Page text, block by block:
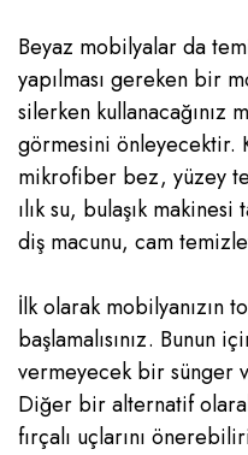
Beyaz mobilyalar da
yapılması gereken bir
silerken kullanacağınız
görmesini önleyecektir.
mikrofiber bez, yüzey
ılık su, bulaşık
diş macunu, cam
İlk olarak mobilyanızın
başlamalısınız. Bunun
vermeyecek bir sünger
Diğer bir alternatif
fırçalı uçlarını